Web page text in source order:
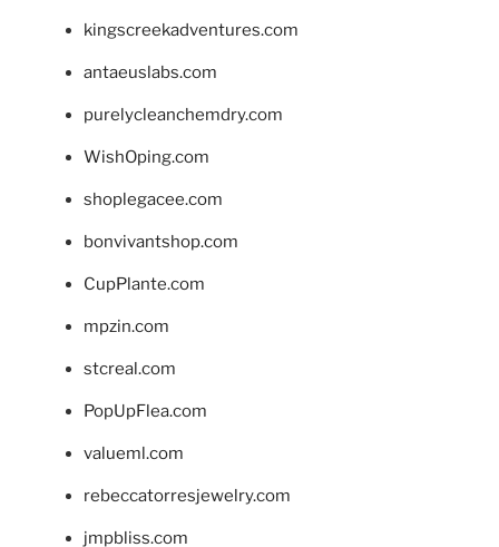
kingscreekadventures.com
antaeuslabs.com
purelycleanchemdry.com
WishOping.com
shoplegacee.com
bonvivantshop.com
CupPlante.com
mpzin.com
stcreal.com
PopUpFlea.com
valueml.com
rebeccatorresjewelry.com
jmpbliss.com